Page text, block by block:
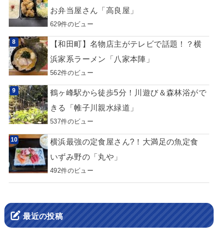
お弁当屋さん「高良屋」
629件のビュー
【和田町】名物店主がテレビで話題！？横
浜家系ラーメン「八家本陣」
562件のビュー
鶴ヶ峰駅から徒歩5分！川遊び＆森林浴がで
きる「帷子川親水緑道」
537件のビュー
横浜最強の定食屋さん?！大満足の魚定食
いずみ野の「丸や」
492件のビュー
最近の投稿